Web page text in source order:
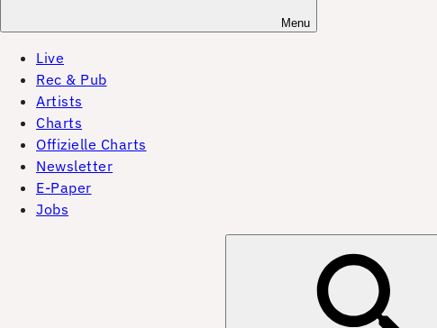
Menu
Live
Rec & Pub
Artists
Charts
Offizielle Charts
Newsletter
E-Paper
Jobs